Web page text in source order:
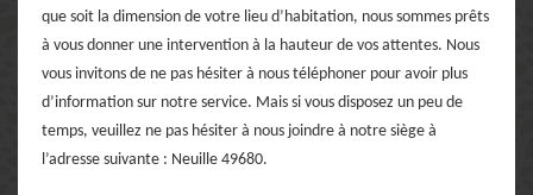
que soit la dimension de votre lieu d’habitation, nous sommes prêts
à vous donner une intervention à la hauteur de vos attentes. Nous
vous invitons de ne pas hésiter à nous téléphoner pour avoir plus
d’information sur notre service. Mais si vous disposez un peu de
temps, veuillez ne pas hésiter à nous joindre à notre siège à
l’adresse suivante : Neuille 49680.